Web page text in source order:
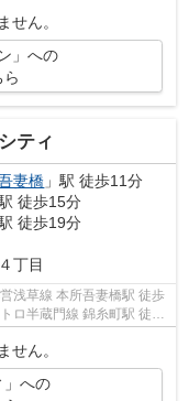
せん。
」への
ティ
妻橋 」駅 徒歩11分
徒歩15分
徒歩19分
４丁目
ロ半蔵門線 錦糸町駅 徒歩
せん。
」への